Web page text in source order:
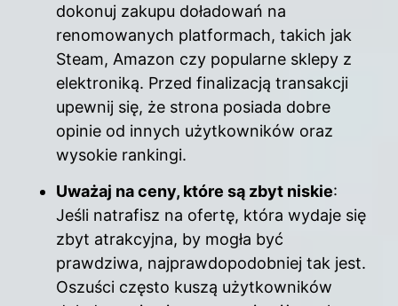
dokonuj zakupu doładowań na
renomowanych platformach, takich jak
Steam, Amazon czy popularne sklepy z
elektroniką. Przed finalizacją transakcji
upewnij się, że strona posiada dobre
opinie od innych użytkowników oraz
wysokie rankingi.
Uważaj na ceny, które są zbyt niskie:
Jeśli natrafisz na ofertę, która wydaje się
zbyt atrakcyjna, by mogła być
prawdziwa, najprawdopodobniej tak jest.
Oszuści często kuszą użytkowników